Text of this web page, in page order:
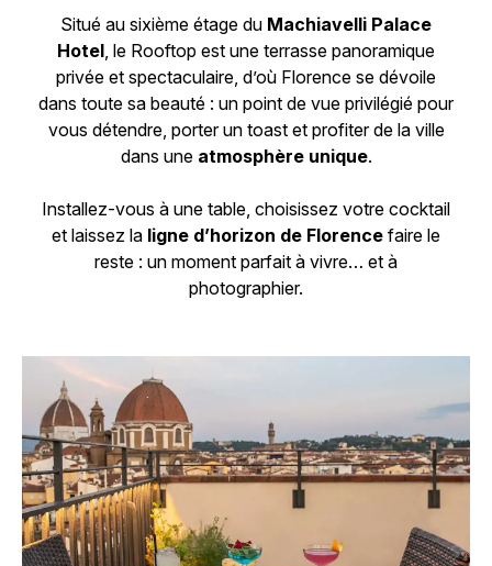
Situé au sixième étage du Machiavelli Palace
Hotel, le Rooftop est une terrasse panoramique
privée et spectaculaire, d’où Florence se dévoile
dans toute sa beauté : un point de vue privilégié pour
vous détendre, porter un toast et profiter de la ville
dans une atmosphère unique.
Installez-vous à une table, choisissez votre cocktail
et laissez la ligne d’horizon de Florence faire le
reste : un moment parfait à vivre… et à
photographier.